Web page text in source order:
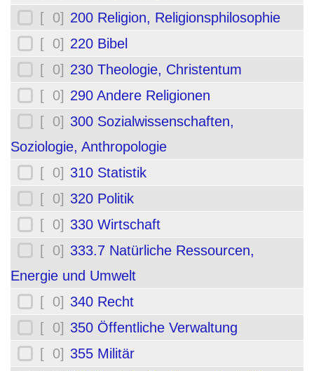
[ 0] 200 Religion, Religionsphilosophie
[ 0] 220 Bibel
[ 0] 230 Theologie, Christentum
[ 0] 290 Andere Religionen
[ 0] 300 Sozialwissenschaften,
Soziologie, Anthropologie
[ 0] 310 Statistik
[ 0] 320 Politik
[ 0] 330 Wirtschaft
[ 0] 333.7 Natürliche Ressourcen,
Energie und Umwelt
[ 0] 340 Recht
[ 0] 350 Öffentliche Verwaltung
[ 0] 355 Militär